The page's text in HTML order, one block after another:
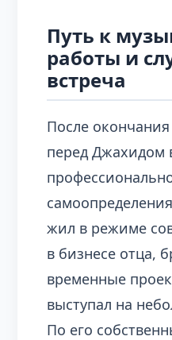
Путь к
работы и
встреча
После
перед Джахидом
жил в режиме
в бизнесе отца,
временные
выступал на
По его